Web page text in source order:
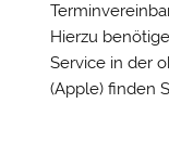
Hierzu
Service in der
(Apple) finden